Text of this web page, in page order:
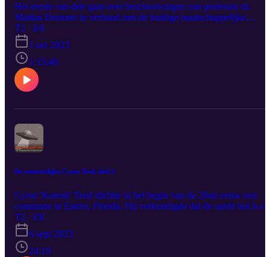
Het eerste van drie gaat over beschouwingen van professor dr.
Mattias Desmets in verband met de huidige maatschappelijke
malaise en de hoofdoorzaak daarvan die hij samenvat met termen
Verlichtingsdenken, mechanistisch materialisme en wetenschap.
T2 · E9
1 oct 2023
1:15:46
De onsterfelijke Cyrus Teed, deel 2
Cyrus 'Koresh' Teed stichtte in het begin van de 20ste eeuw een
commune in Estero, Florida. Hij verkondigde dat de aarde hol is en
dat we leven tegen de binnenwand van die holle sfeer.
T2 · E8
6 sept 2023
24:19